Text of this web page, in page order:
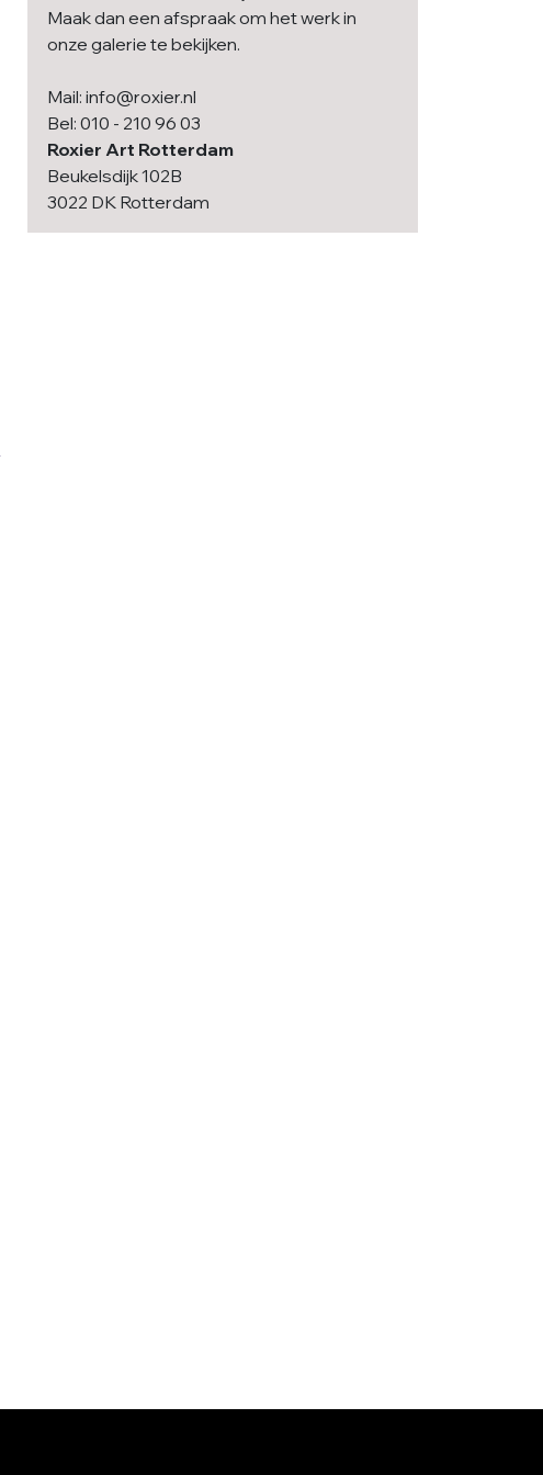
Maak dan een afspraak om het werk in
onze galerie te bekijken.
Mail: info@roxier.nl
Bel: 010 - 210 96 03
Roxier Art Rotterdam
Beukelsdijk 102B
3022 DK Rotterdam